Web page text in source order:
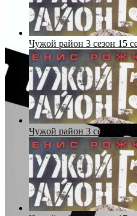
Чужой район 3 сезон 15
Чужой район 3 сезон 16